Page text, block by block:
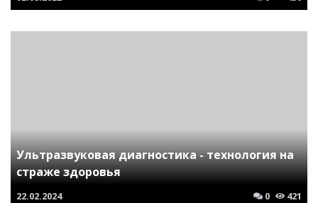
Ультразвуковая диагностика - технология на
страже здоровья
22.02.2024 0 421